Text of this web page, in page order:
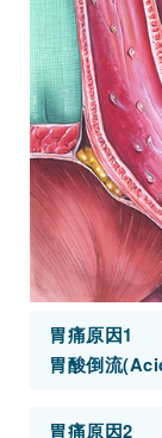
胃痛原因1
胃酸倒流
胃痛原因2